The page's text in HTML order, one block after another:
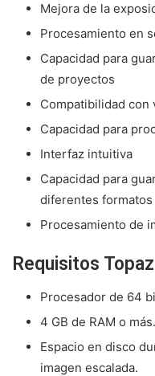
Mejora de la
Procesamiento en
Capacidad para
de proyectos
Compatibilidad con
Capacidad para
Interfaz intuitiva
Capacidad para
diferentes formatos
Procesamiento de
Requisitos
Procesador de 64
4 GB de RAM o más.
Espacio en disco
imagen escalada.